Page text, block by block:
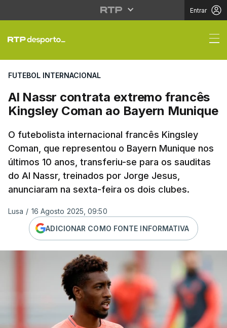
Entrar
Al Nassr contrata
FUTEBOL INTERNACIONAL
Al Nassr contrata extremo francês
Kingsley Coman ao Bayern Munique
O futebolista internacional francês Kingsley
Coman, que representou o Bayern Munique nos
últimos 10 anos, transferiu-se para os sauditas
do Al Nassr, treinados por Jorge Jesus,
anunciaram na sexta-feira os dois clubes.
Lusa / 16 Agosto 2025, 09:50
ADICIONAR COMO FONTE INFORMATIVA